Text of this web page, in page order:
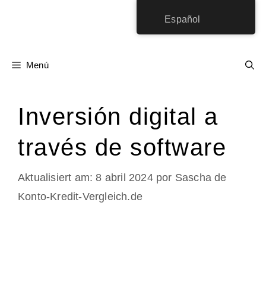
Menú
Inversión digital a
través de software
8 abril 2024 por Sascha de
Konto-Kredit-Vergleich.de
Español